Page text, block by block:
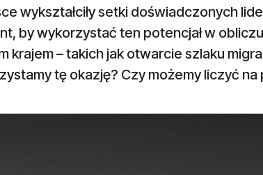
wykształciły setki doświadczonych
by wykorzystać ten potencjał w
krajem – takich jak otwarcie szlaku
tę okazję? Czy możemy liczyć